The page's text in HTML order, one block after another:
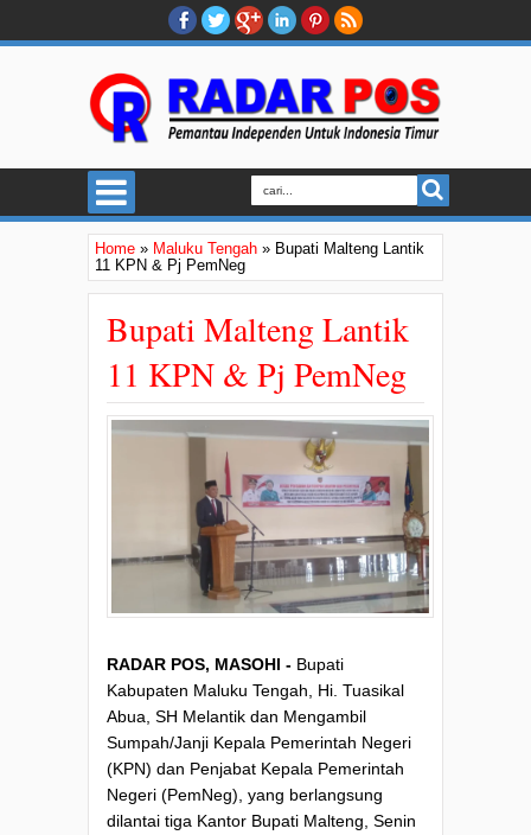
Home » Maluku Tengah » Bupati Malteng Lantik
11 KPN & Pj PemNeg
Bupati Malteng Lantik
11 KPN & Pj PemNeg
RADAR POS, MASOHI - Bupati
Kabupaten Maluku Tengah, Hi. Tuasikal
Abua, SH Melantik dan Mengambil
Sumpah/Janji Kepala Pemerintah Negeri
(KPN) dan Penjabat Kepala Pemerintah
Negeri (PemNeg), yang berlangsung
dilantai tiga Kantor Bupati Malteng, Senin